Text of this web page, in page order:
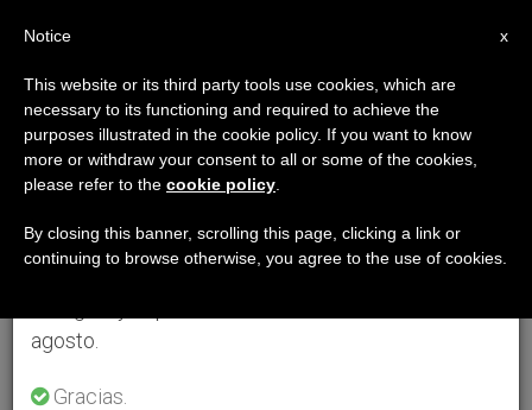
×
Aviso importante
Del 27 de julio al 7 de agosto haremos la pausa
anual, aprovechando que en el periodo de verano
se generan menos informaciones y también el
agosto.
Gracias.
x
Notice
This website or its third party tools use cookies, which are
necessary to its functioning and required to achieve the
purposes illustrated in the cookie policy. If you want to know
more or withdraw your consent to all or some of the cookies,
please refer to the cookie policy
By closing this banner, scrolling this page, clicking a link or
continuing to browse otherwise, you agree to the use of cookies.